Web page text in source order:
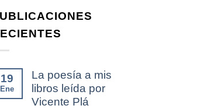
19
Ene
La poesía a mis
libros leída por
Vicente Plá